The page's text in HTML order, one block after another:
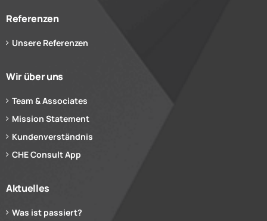
Referenzen
Unsere Referenzen
Wir über uns
Team & Associates
Mission Statement
Kundenverständnis
CHE Consult App
Aktuelles
Was ist passiert?